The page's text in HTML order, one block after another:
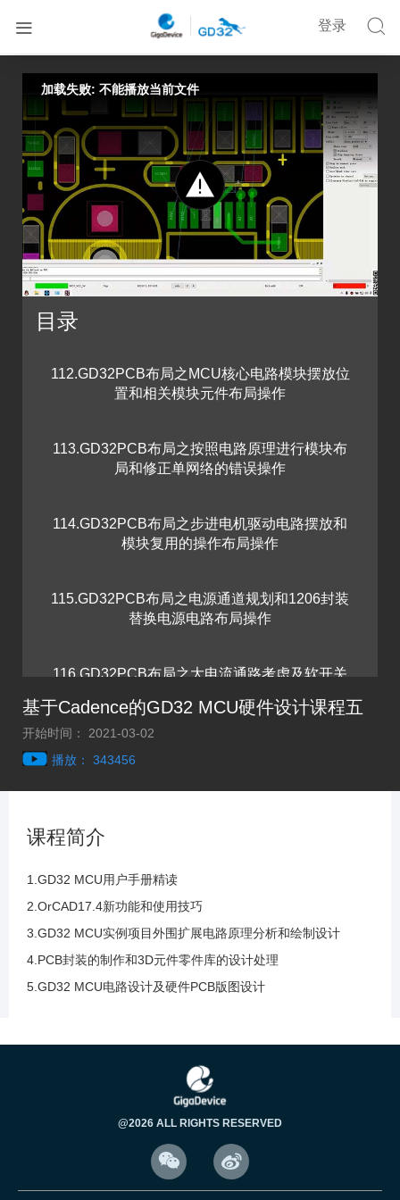
 
登录
首页 基于Cadence的GD32 MCU硬件设计课程五
加载失败: 不能播放当前文件
目录
112.GD32PCB布局之MCU核心电路模块摆放位
置和相关模块元件布局操作
113.GD32PCB布局之按照电路原理进行模块布
局和修正单网络的错误操作
114.GD32PCB布局之步进电机驱动电路摆放和
模块复用的操作布局操作
115.GD32PCB布局之电源通道规划和1206封装
替换电源电路布局操作
116.GD32PCB布局之大电流通路考虑及软开关
电路通路布局优化操作
119.GD32PCB布局之MCU和晶振电路接口电路
位置调整优化操作
121.GD32 PCB布局优化优化和模块电路调整布
局调整容易布线讲解
122.信号流向和电源流向布局优化和添加3D匹
配元件的三维模型操作
基于Cadence的GD32 MCU硬件设计课程五
开始时间： 2021-03-02
播放： 343456
课程简介
1.GD32 MCU用户手册精读
2.OrCAD17.4新功能和使用技巧
3.GD32 MCU实例项目外围扩展电路原理分析和绘制设计
4.PCB封装的制作和3D元件零件库的设计处理
5.GD32 MCU电路设计及硬件PCB版图设计
@2026 ALL RIGHTS RESERVED
 